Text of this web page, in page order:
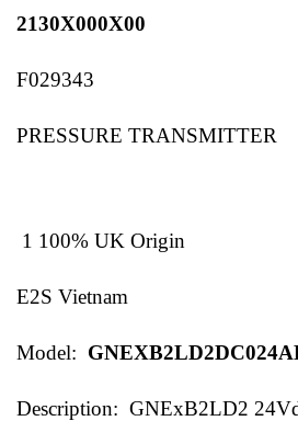
2130X000X00
F029343
PRESSURE TRANSMITTER
1 100% UK Origin
E2S Vietnam
Model:
Description: GNExB2LD2